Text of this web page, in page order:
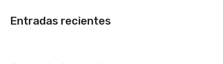
Entradas recientes